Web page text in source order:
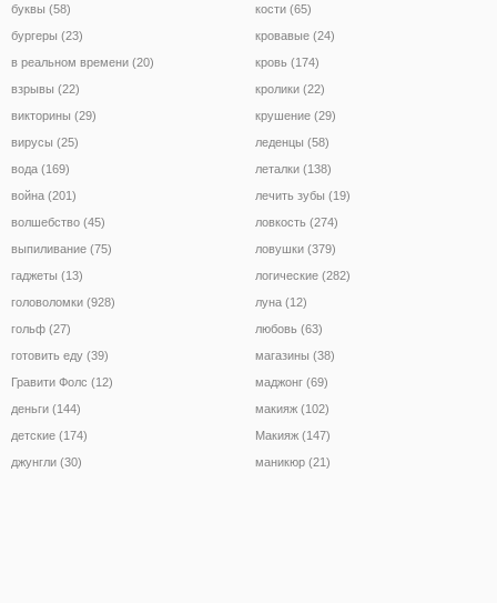
буквы (58)
бургеры (23)
в реальном времени (20)
взрывы (22)
викторины (29)
вирусы (25)
вода (169)
война (201)
волшебство (45)
выпиливание (75)
гаджеты (13)
головоломки (928)
гольф (27)
готовить еду (39)
Гравити Фолс (12)
деньги (144)
детские (174)
джунгли (30)
кости (65)
кровавые (24)
кровь (174)
кролики (22)
крушение (29)
леденцы (58)
леталки (138)
лечить зубы (19)
ловкость (274)
ловушки (379)
логические (282)
луна (12)
любовь (63)
магазины (38)
маджонг (69)
макияж (102)
Макияж (147)
маникюр (21)